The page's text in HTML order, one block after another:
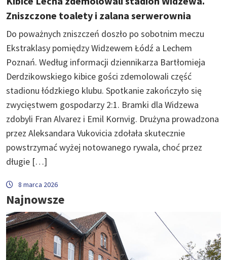
Zniszczone toalety i zalana serwerownia
Do poważnych zniszczeń doszło po sobotnim meczu
Ekstraklasy pomiędzy Widzewem Łódź a Lechem
Poznań. Według informacji dziennikarza Bartłomieja
Derdzikowskiego kibice gości zdemolowali część
stadionu łódzkiego klubu. Spotkanie zakończyło się
zwycięstwem gospodarzy 2:1. Bramki dla Widzewa
zdobyli Fran Alvarez i Emil Kornvig. Drużyna prowadzona
przez Aleksandara Vukovicia zdołała skutecznie
powstrzymać wyżej notowanego rywala, choć przez
długie […]
8 marca 2026
Najnowsze